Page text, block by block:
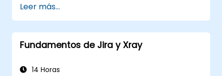
datos de manera efectiva.
Optimizar los procesos relacionados con
formularios para diversos tipos de
proyectos y equipos.
Leer más...
Fundamentos de Jira y Xray
14 Horas